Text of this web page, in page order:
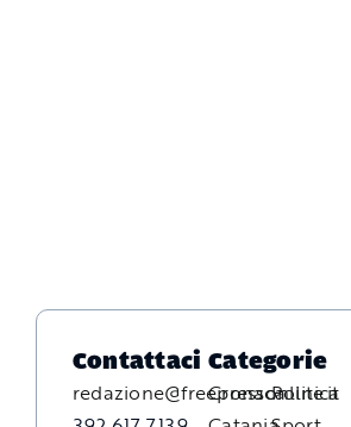
Contattaci
redazione@freepressonline.it
Categorie
CronacaPolitica